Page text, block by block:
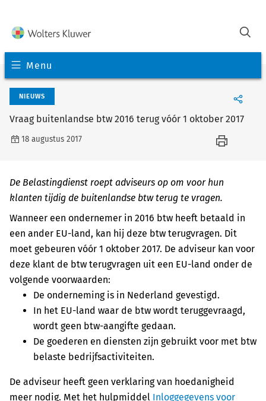
Menu
NIEUWS
Vraag buitenlandse btw 2016 terug vóór 1 oktober 2017
18 augustus 2017
De Belastingdienst roept adviseurs op om voor hun
klanten tijdig de buitenlandse btw terug te vragen.
Wanneer een ondernemer in 2016 btw heeft betaald in
een ander EU-land, kan hij deze btw terugvragen. Dit
moet gebeuren vóór 1 oktober 2017. De adviseur kan voor
deze klant de btw terugvragen uit een EU-land onder de
volgende voorwaarden:
De onderneming is in Nederland gevestigd.
In het EU-land waar de btw wordt teruggevraagd,
wordt geen btw-aangifte gedaan.
De goederen en diensten zijn gebruikt voor met btw
belaste bedrijfsactiviteiten.
De adviseur heeft geen verklaring van hoedanigheid
meer nodig. Met het hulpmiddel Inloggegevens voor